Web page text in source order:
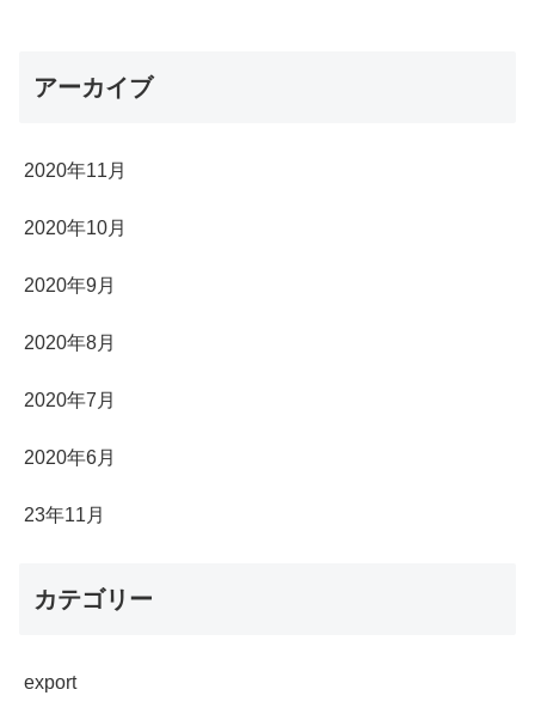
アーカイブ
2020年11月
2020年10月
2020年9月
2020年8月
2020年7月
2020年6月
23年11月
カテゴリー
export